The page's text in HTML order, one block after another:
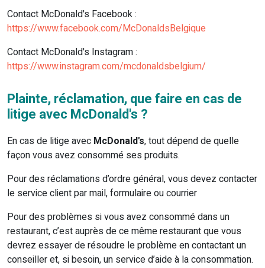
Contact McDonald's Facebook :
https://www.facebook.com/McDonaldsBelgique
Contact McDonald's Instagram :
https://www.instagram.com/mcdonaldsbelgium/
Plainte, réclamation, que faire en cas de
litige avec McDonald's ?
En cas de litige avec McDonald's, tout dépend de quelle
façon vous avez consommé ses produits.
Pour des réclamations d’ordre général, vous devez contacter
le service client par mail, formulaire ou courrier
Pour des problèmes si vous avez consommé dans un
restaurant, c’est auprès de ce même restaurant que vous
devrez essayer de résoudre le problème en contactant un
conseiller et, si besoin, un service d’aide à la consommation.